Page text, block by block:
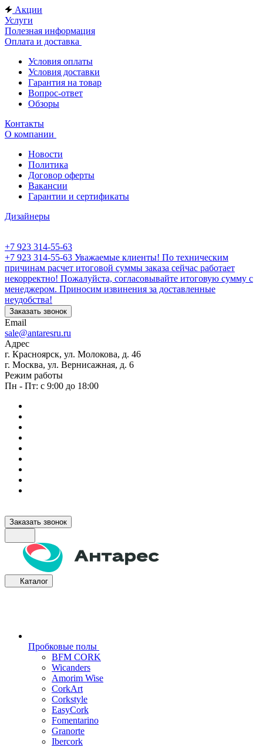
Акции
Услуги
Полезная информация
Оплата и доставка
Условия оплаты
Условия доставки
Гарантия на товар
Вопрос-ответ
Обзоры
Контакты
О компании
Новости
Политика
Договор оферты
Вакансии
Гарантии и сертификаты
Дизайнеры
+7 923 314-55-63
+7 923 314-55-63 Уважаемые клиенты! По техническим
причинам расчет итоговой суммы заказа сейчас работает
некорректно! Пожалуйста, согласовывайте итоговую сумму с
менеджером. Приносим извинения за доставленные
неудобства!
Заказать звонок
Email
sale@antaresru.ru
Адрес
г. Красноярск, ул. Молокова, д. 46
г. Москва, ул. Вернисажная, д. 6
Режим работы
Пн - Пт: с 9:00 до 18:00
Заказать звонок
Каталог
Пробковые полы
BFM CORK
Wicanders
Amorim Wise
CorkArt
Corkstyle
EasyCork
Fomentarino
Granorte
Ibercork